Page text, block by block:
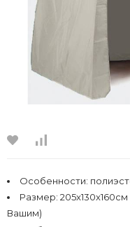
Особенности:
Размер:
Вашим)